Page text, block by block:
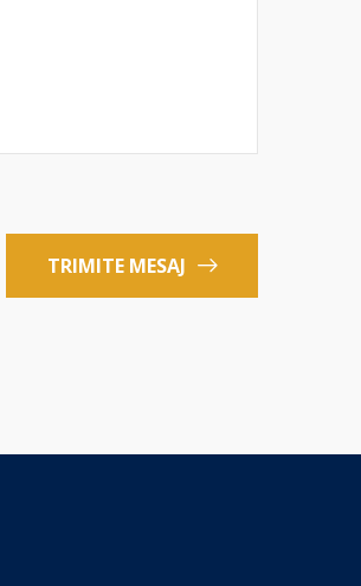
TRIMITE MESAJ